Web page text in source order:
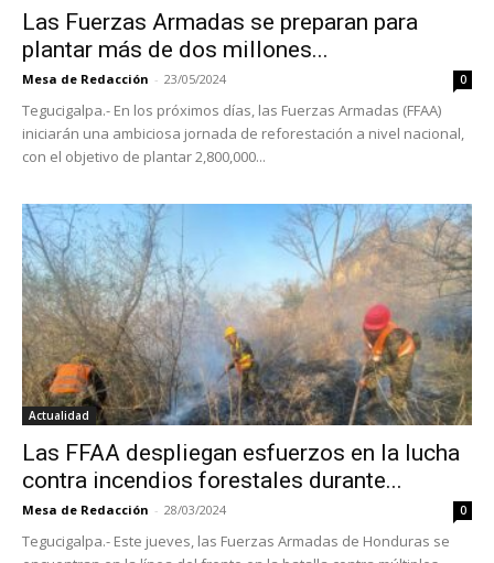
Las Fuerzas Armadas se preparan para
plantar más de dos millones...
Mesa de Redacción - 23/05/2024 0
Tegucigalpa.- En los próximos días, las Fuerzas Armadas (FFAA)
iniciarán una ambiciosa jornada de reforestación a nivel nacional,
con el objetivo de plantar 2,800,000...
Actualidad
Las FFAA despliegan esfuerzos en la lucha
contra incendios forestales durante...
Mesa de Redacción - 28/03/2024 0
Tegucigalpa.- Este jueves, las Fuerzas Armadas de Honduras se